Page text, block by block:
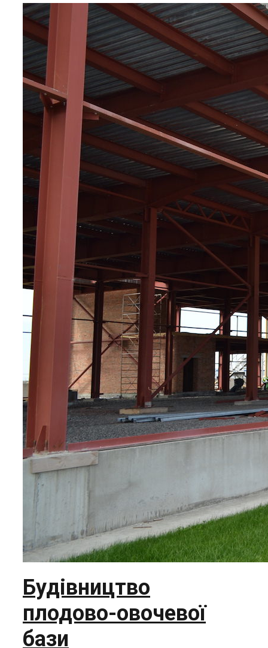
Будівництво
плодово-овочевої
бази